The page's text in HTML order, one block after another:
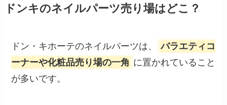
ドンキのネイルパーツ売り場はどこ？
ドン・キホーテのネイルパーツは、
バラエティコ
ーナーや化粧品売り場の一角 に置かれていること
が多いです。